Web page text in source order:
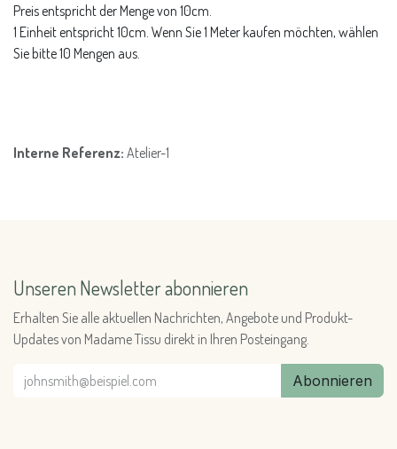
Preis entspricht der Menge von 10cm.
1 Einheit entspricht 10cm. Wenn Sie 1 Meter kaufen möchten, wählen
Sie bitte 10 Mengen aus.
Interne Referenz: Atelier-1
Unseren Newsletter abonnieren
Erhalten Sie alle aktuellen Nachrichten, Angebote und Produkt-
Updates von Madame Tissu direkt in Ihren Posteingang.
Abonnieren